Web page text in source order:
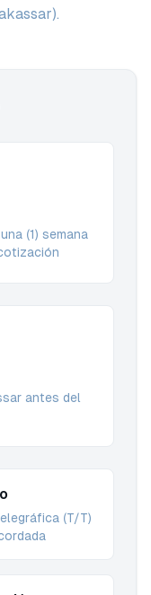
(1) semana
antes del
(T/T)